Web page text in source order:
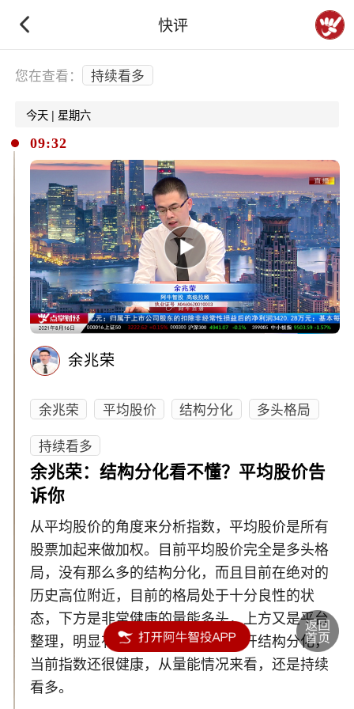
快评
下拉刷新
您在查看： 持续看多
今天 | 星期六
09:32
余兆荣
余兆荣 平均股价 结构分化
多头格局
持续看多
余兆荣：结构分化看不懂？平均股价告
诉你
从平均股价的角度来分析指数，平均股价是所有
股票加起来做加权。目前平均股价完全是多头格
局，没有那么多的结构分化，而且目前在绝对的
历史高位附近，目前的格局处于十分良性的状
态，下方是非常健康的量能多头，上方又是平台
整理，明显有往上的空间。所以撇开结构分化，
当前指数还很健康，从量能情况来看，还是持续
看多。